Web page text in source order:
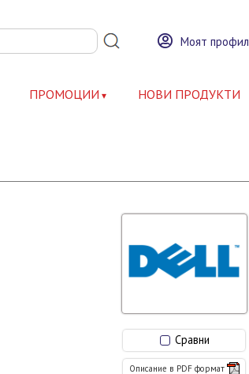
Моят профил
ПРОМОЦИИ НОВИ ПРОДУКТИ
Сравни
Описание в PDF формат